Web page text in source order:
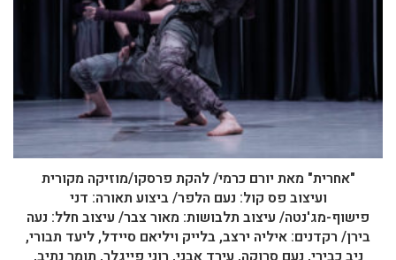
"אחרית" מאת יורם כרמי/ להקת פרסקו/מוזיקה מקורית
ועיצוב פס קול: נעם הלפר/ ביצוע תאורה: דני
פישוף-מג'נטה/ עיצוב תלבושות: מאור צבר/ עיצוב חלל: נעה
בירן/ רקדנים: איליה ירצב, בלייק ויליאם סיידל, ליעד תבורי,